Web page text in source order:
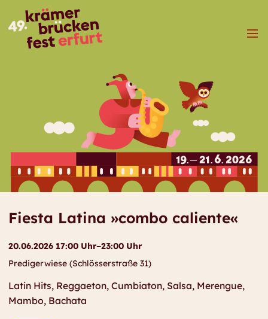
Menü
Fiesta Latina »combo caliente«
20.06.2026 17:00 Uhr–23:00 Uhr
Predigerwiese (Schlösserstraße 31)
Latin Hits, Reggaeton, Cumbiaton, Salsa, Merengue,
Mambo, Bachata